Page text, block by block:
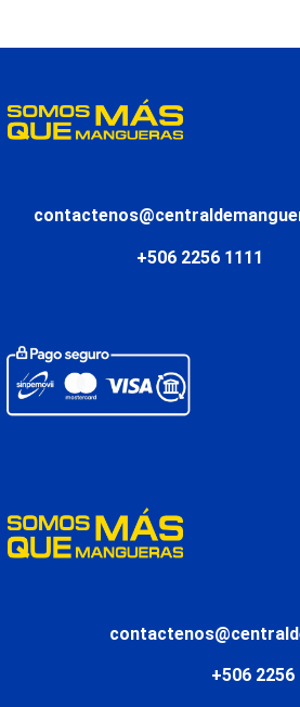
+506 2256 1111
+506 2256